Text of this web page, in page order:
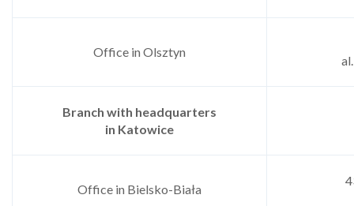
Office in Olsztyn
Branch with headquarters
in Katowice
Office in Bielsko-Biała